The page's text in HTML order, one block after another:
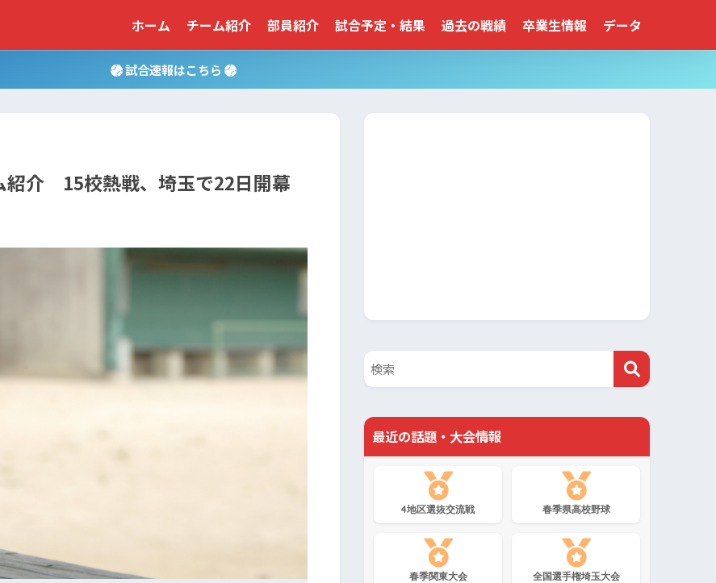
ホーム チーム紹介 部員紹介 試合予定・結果 過去の戦績 卒業生情報 データ
試合速報はこちら
紹介 15校熱戦、埼玉で22日開幕
最近の話題・大会情報
4地区選抜交流戦 春季県高校野球
春季関東大会 全国選手権埼玉大会